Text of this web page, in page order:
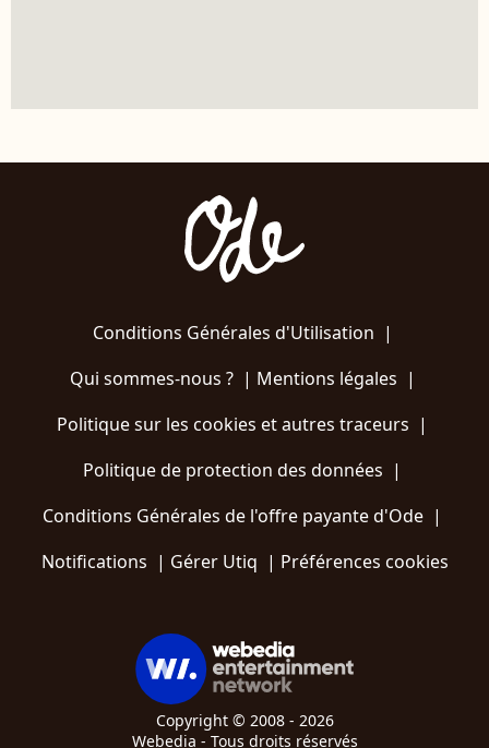
Conditions Générales d'Utilisation |
Qui sommes-nous ?| Mentions légales |
Politique sur les cookies et autres traceurs |
Politique de protection des données |
Conditions Générales de l'offre payante d'Ode |
Notifications | Gérer Utiq | Préférences cookies
Copyright © 2008 - 2026
Webedia - Tous droits réservés